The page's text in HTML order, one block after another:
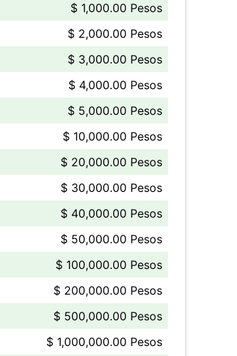
$ 1,000.00 Pesos
$ 2,000.00 Pesos
$ 3,000.00 Pesos
$ 4,000.00 Pesos
$ 5,000.00 Pesos
$ 10,000.00 Pesos
$ 20,000.00 Pesos
$ 30,000.00 Pesos
$ 40,000.00 Pesos
$ 50,000.00 Pesos
$ 100,000.00 Pesos
$ 200,000.00 Pesos
$ 500,000.00 Pesos
$ 1,000,000.00 Pesos